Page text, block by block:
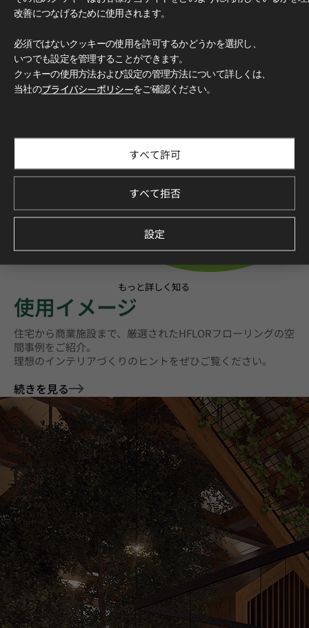
もっと詳しく知る
使用イメージ
住宅から商業施設まで、厳選されたHFLORフローリングの空
間事例をご紹介。
理想のインテリアづくりのヒントをぜひご覧ください。
続きを見る
改善につなげるために使用されます。
必須ではないクッキーの使用を許可するかどうかを選択し、
いつでも設定を管理することができます。
クッキーの使用方法および設定の管理方法について詳しくは、
当社のプライバシーポリシーをご確認ください。
すべて許可
すべて拒否
設定